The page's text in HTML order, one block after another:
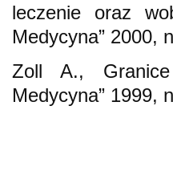
leczenie oraz
Medycyna” 2000,
Zoll A.,
Medycyna” 1999,